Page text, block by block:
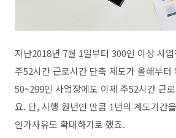
지난2018년 7월 1일부터 300인 이상 사
주52시간 근로시간 단축 제도가 올해부터
50~299인 사업장에도 이제 주52시간 근
요. 단, 시행 원년인 만큼 1년의 계도기간
인가사유도 확대하기로 했죠.